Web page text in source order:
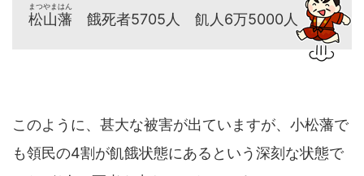
松山藩
まつやまはん
餓死者5705人 飢人6万5000人
このように、甚大な被害が出ていますが、小松藩で
も領民の4割が飢餓状態にあるという深刻な状態で